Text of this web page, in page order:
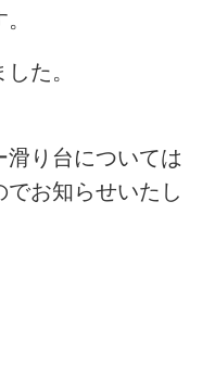
た。
り台については
お知らせいたし